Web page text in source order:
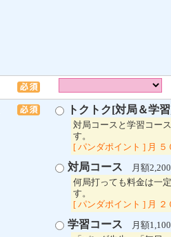
トクトク[対局＆学
対局コースと学習コー
す。
[ パンダポイント ] 月 ５
対局コース 月額2,200
何局打っても料金は一
す。
[ パンダポイント ] 月 ２
学習コース 月額1,100